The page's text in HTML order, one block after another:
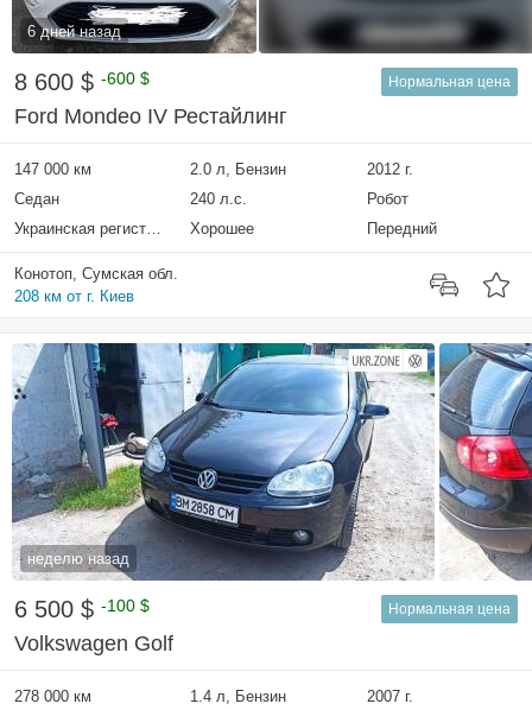
6 дней назад
8 600 $ -600 $ Нормальная цена
Ford Mondeo IV Рестайлинг
147 000 км 2.0 л, Бензин
2012 г.
Седан
240 л.с.
Робот
Украинская регистрация
Хорошее Передний
Конотоп, Сумская обл.
208 км от г. Киев
неделю назад
6 500 $ -100 $ Нормальная цена
Volkswagen Golf
278 000 км 1.4 л, Бензин 2007 г.